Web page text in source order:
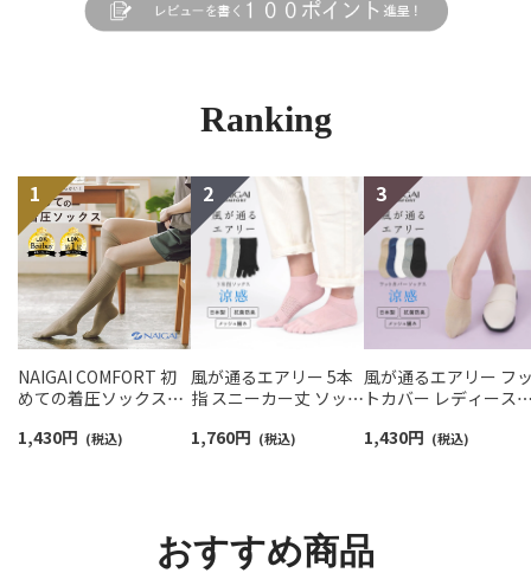
Ranking
NAIGAI COMFORT 初
めての着圧ソックスハ
【365日最短翌日発送】
1,430円 (税込)
風が通るエアリー 5本
指 スニーカー丈 ソック
抗菌防臭 NAIGAI
1,760円 (税込)
風が通るエアリー フ
トカバー レディース
03022420
1,430円 (税込)
おすすめ商品